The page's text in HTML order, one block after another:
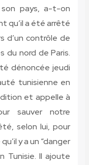
son pays, a-t-on
qu’il a été arrêté
d’un contrôle de
du nord de Paris.
dénoncée jeudi
tunisienne en
et appelle à
sauver notre
selon lui, pour
y a un “danger
Tunisie. Il ajoute